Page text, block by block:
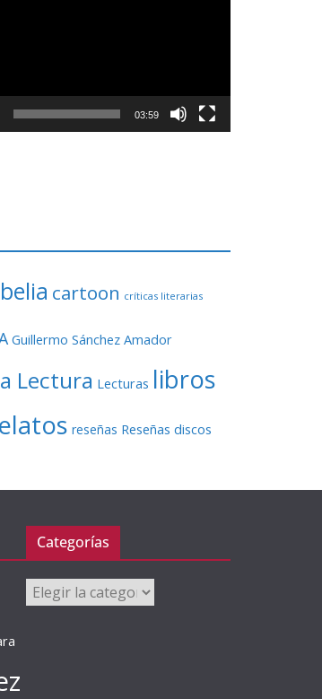
03:59
cartoon críticas literarias
Guillermo Sánchez Amador
Lectura Lecturas libros
reseñas Reseñas discos
Categorías
Categorías